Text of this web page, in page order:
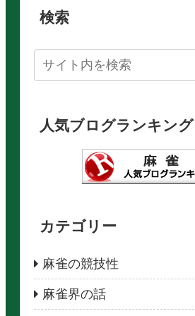
検索
人気ブログランキング
カテゴリー
麻雀の競技性
麻雀界の話